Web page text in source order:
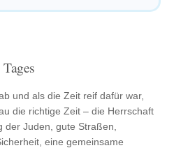
und als die Zeit reif dafür war,
die richtige Zeit – die Herrschaft
der Juden, gute Straßen,
eine gemeinsame